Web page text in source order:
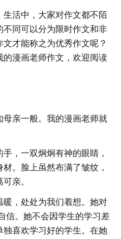
生活中，大家对作文都不陌
同可以分为限时作文和非
才能称之为优秀作文呢？
的漫画老师作文，欢迎阅读
母亲一般。我的漫画老师就
，一双炯炯有神的眼睛，
。脸上虽然布满了皱纹，
亲。
暖，处处为我们着想。她对
信。她不会因学生的学习差
喜欢学习好的学生。在她